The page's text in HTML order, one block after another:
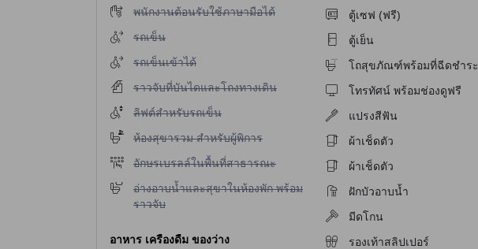
ไม่มีบริการพนักงานต้อนรับใช้ภาษามือได้
พนักงานต้อนรับใช้ภาษามือได้
ไม่มีบริการรถเข็น
รถเข็น
ไม่มีบริการรถเข็นเข้าได้
รถเข็นเข้าได้
ไม่มีบริการราวจับที่บันไดและโถงทางเดิน
ราวจับที่บันไดและโถงทางเดิน
ไม่มีบริการลิฟต์สำหรับรถเข็น
ลิฟต์สำหรับรถเข็น
ไม่มีบริการห้องสุขารวม สำหรับผู้พิการ
ห้องสุขารวม สำหรับผู้พิการ
ไม่มีบริการอักษรเบรลล์ในพื้นที่สาธารณะ
อักษรเบรลล์ในพื้นที่สาธารณะ
ไม่มีบริการอ่างอาบน้ำและสุขาในห้องพัก พร้อมราวจับ
อ่างอาบน้ำและสุขาในห้องพัก พร้อม
ราวจับ
อาหาร เครื่องดื่ม ของว่าง
ตู้เซฟ (ฟรี)
ตู้เย็น
โถสุขภัณฑ์พร้อมที่ฉีดชำระ
โทรทัศน์ พร้อมช่องดูฟรี
แปรงสีฟัน
ผ้าเช็ดตัว
ผ้าเช็ดตัว
ฝักบัวอาบน้ำ
มีดโกน
รองเท้าสลิปเปอร์